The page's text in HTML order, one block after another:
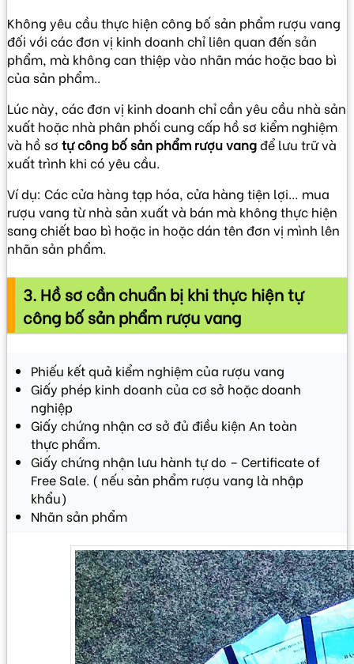
Không yêu cầu thực hiện công bố sản phẩm rượu vang
đối với các đơn vị kinh doanh chỉ liên quan đến sản
phẩm, mà không can thiệp vào nhãn mác hoặc bao bì
của sản phẩm..
Lúc này, các đơn vị kinh doanh chỉ cần yêu cầu nhà sản
xuất hoặc nhà phân phối cung cấp hồ sơ kiểm nghiệm
và hồ sơ tự công bố sản phẩm rượu vangđể lưu trữ và
xuất trình khi có yêu cầu.
Ví dụ: Các cửa hàng tạp hóa, cửa hàng tiện lợi… mua
rượu vang từ nhà sản xuất và bán mà không thực hiện
sang chiết bao bì hoặc in hoặc dán tên đơn vị mình lên
nhãn sản phẩm.
3. Hồ sơ cần chuẩn bị khi thực hiện tự
công bố sản phẩm rượu vang
Phiếu kết quả kiểm nghiệm của rượu vang
Giấy phép kinh doanh của cơ sở hoặc doanh
nghiệp
Giấy chứng nhận cơ sở đủ điều kiện An toàn
thực phẩm.
Giấy chứng nhận lưu hành tự do – Certificate of
Free Sale. ( nếu sản phẩm rượu vang là nhập
khẩu)
Nhãn sản phẩm